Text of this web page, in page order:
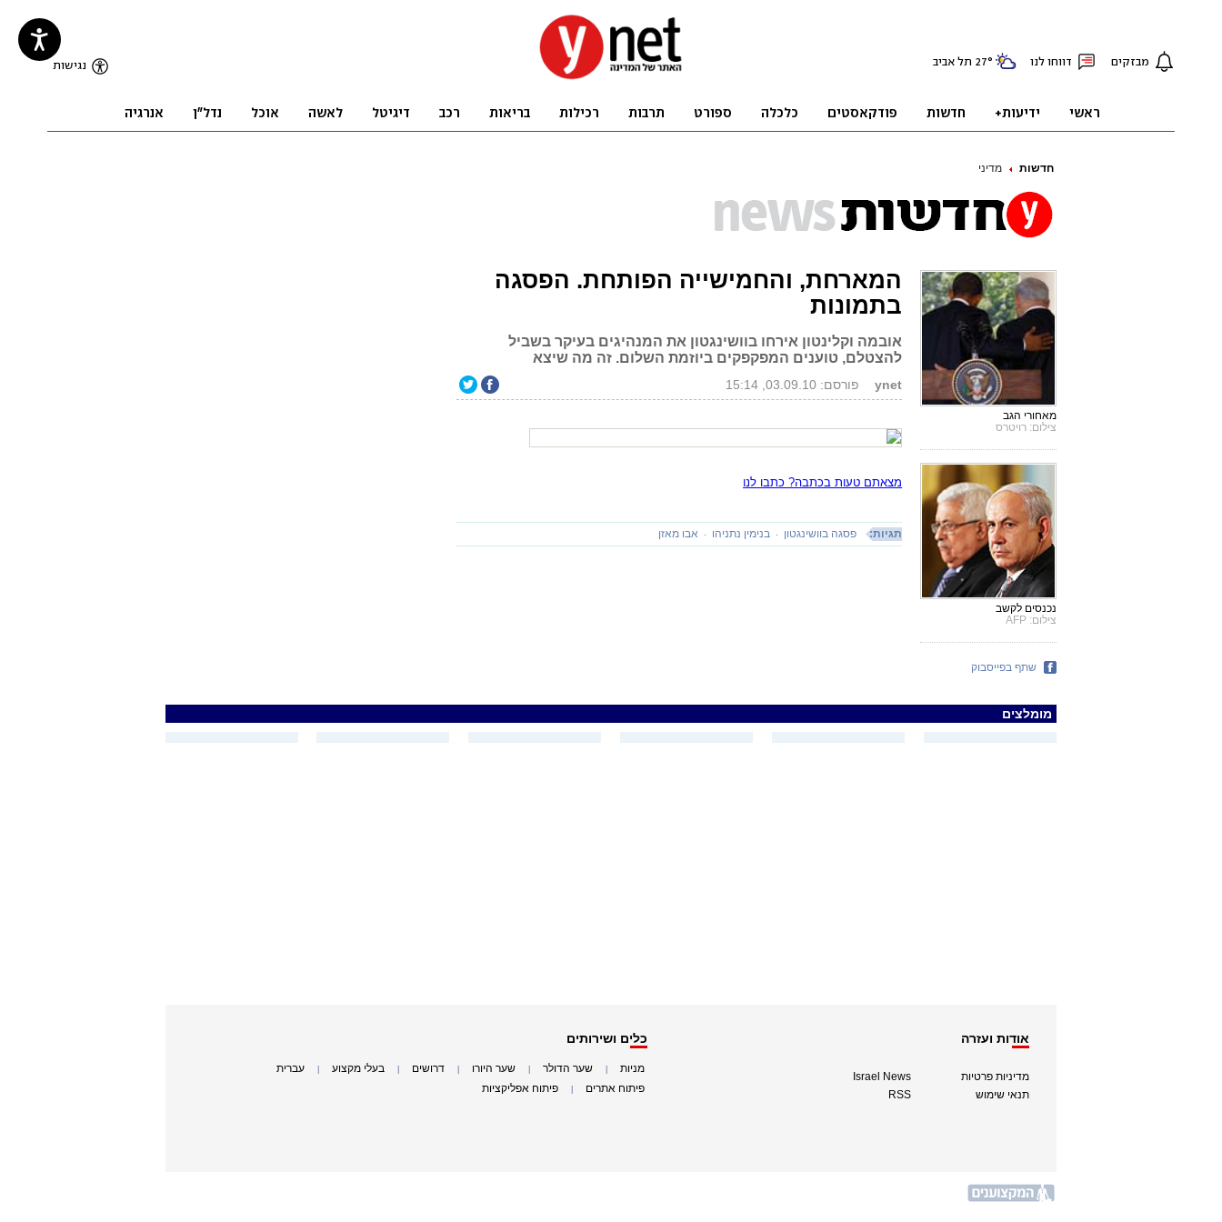
חדשות מדיני
המארחת, והחמישייה הפותחת. הפסגה
בתמונות
אובמה וקלינטון אירחו בוושינגטון את המנהיגים בעיקר בשביל
להצטלם, טוענים המפקפקים ביוזמת השלום. זה מה שיצא
ynet פורסם: 03.09.10, 15:14
מצאתם טעות בכתבה? כתבו לנו
תגיות: פסגה בוושינגטון בנימין נתניהו אבו מאזן
מאחורי הגב
צילום: רויטרס
נכנסים לקשב
צילום: AFP
שתף בפייסבוק
מומלצים
אודות ועזרה
מדיניות פרטיות
תנאי שימוש
Israel News
RSS
כלים ושירותים
מניות שער הדולר שער היורו דרושים בעלי מקצוע עברית
פיתוח אתרים פיתוח אפליקציות